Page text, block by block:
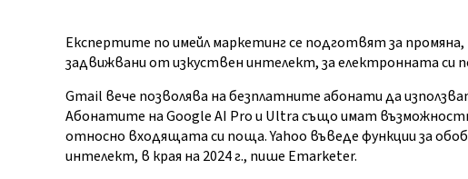
Експертите по имейл маркетинг се подготвят за
задвижвани от изкуствен интелект, за електронната си
Gmail вече позволява на безплатните абонати да
Абонатите на Google AI Pro и Ultra също имат
относно входящата си поща. Yahoo въведе функции за
интелект, в края на 2024 г., пише Emarketer.